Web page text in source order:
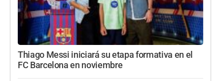
Thiago Messi iniciará su etapa formativa en el
FC Barcelona en noviembre